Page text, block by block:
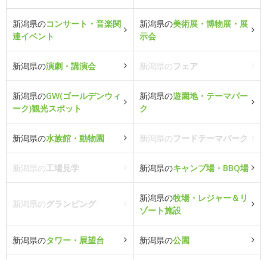
新潟県のコンサート・音楽関
連イベント
新潟県の美術展・博物展・展
示会
新潟県の演劇・講演会 新潟県のフェア
新潟県のGW(ゴールデンウィ
ーク)観光スポット
新潟県の遊園地・テーマパー
ク
新潟県の水族館・動物園 新潟県のフードテーマパーク
新潟県の工場見学 新潟県のキャンプ場・BBQ場
新潟県のグランピング
新潟県の牧場・レジャー＆リ
ゾート施設
新潟県のタワー・展望台 新潟県の公園